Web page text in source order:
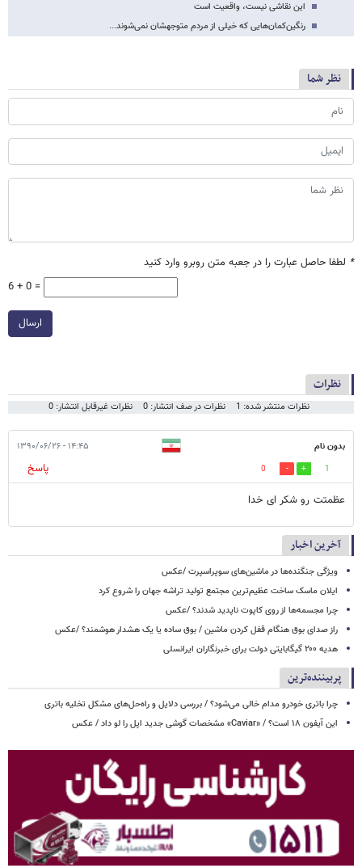
این نقاشی نیست، واقعیت است
رنگین‌کمان‌هایی که خیلی از مردم متوجهشان نمی‌‎شوند...
نظر شما
* لطفا حاصل عبارت را در جعبه متن روبرو وارد کنید
6 + 0 =
ارسال
نظرات
نظرات منتشر شده: 1 نظرات در صف انتشار: 0 نظرات غیرقابل انتشار: 0
بدون نام ۱۴:۴۵ - ۱۳۹۰/۰۶/۲۶
1
0
پاسخ
عظمتت رو شکر ای خدا
آخرین اخبار
ویژگی جنگنده‌ها در ماشین‌های سوپراسپرت /عکس
ایلان ماسک ساخت عظیم‌ترین مجتمع تولید تراشه جهان را شروع کرد
چرا مجسمه‌ها از روی کاپوت‌ ناپدید شدند؟ /عکس
راز صدای بوق هنگام قفل کردن ماشین / بوق ساده یا یک هشدار هوشمند؟ /عکس
هدیه ۲۰۰ گیگابایتی دولت برای خبرنگاران ایرانسلی
پربیننده‌ترین
چرا باتری خودرو مدام خالی می‌شود؟ / بررسی دلایل و راه‌حل‌های مشکل تخلیه باتری
این آیفون ۱۸ است؟ / «Caviar» مشخصات گوشی جدید اپل را لو داد / عکس